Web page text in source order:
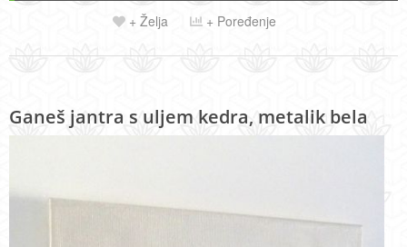
+ Želja + Poređenje
Ganeš jantra s uljem kedra, metalik bela